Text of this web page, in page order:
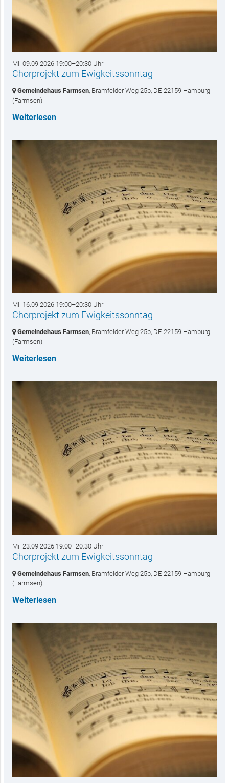
Mi. 09.09.2026 19:00–20:30 Uhr
Chorprojekt zum Ewigkeitssonntag
Gemeindehaus Farmsen, Bramfelder Weg 25b, DE-22159 Hamburg
(Farmsen)
Weiterlesen
Mi. 16.09.2026 19:00–20:30 Uhr
Chorprojekt zum Ewigkeitssonntag
Gemeindehaus Farmsen, Bramfelder Weg 25b, DE-22159 Hamburg
(Farmsen)
Weiterlesen
Mi. 23.09.2026 19:00–20:30 Uhr
Chorprojekt zum Ewigkeitssonntag
Gemeindehaus Farmsen, Bramfelder Weg 25b, DE-22159 Hamburg
(Farmsen)
Weiterlesen